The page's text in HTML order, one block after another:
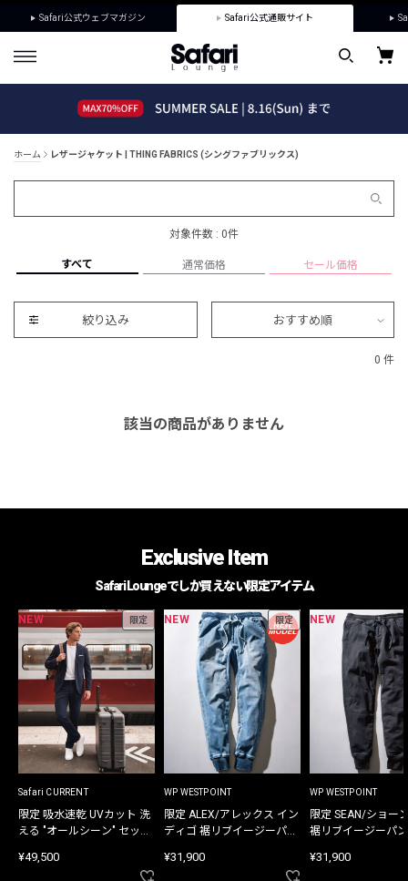
Safari公式ウェブマガジン Safari公式通販サイト
ホーム レザージャケット | THING FABRICS (シングファブリックス)
対象件数 : 0件
すべて 通常価格 セール価格
絞り込み おすすめ順
0 件
該当の商品がありません
Exclusive Item
Safari Loungeでしか買えない限定アイテム
NEW 限定
Safari CURRENT
限定 吸水速乾 UVカット 洗
える "オールシーン" セット
¥49,500
NEW 限定
WP WESTPOINT
限定 ALEX/アレックス イン
ディゴ 裾リブイージーパン
¥31,900
NEW
WP WESTPOINT
限定 SEAN/ショー
裾リブイージーパ
¥31,900